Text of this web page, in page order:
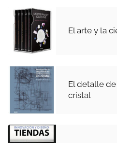
El arte y la
El detalle
cristal